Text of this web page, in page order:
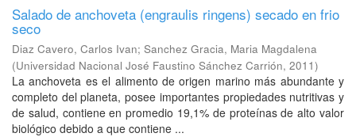
Salado de anchoveta (engraulis ringens) secado en frio
seco
Diaz Cavero, Carlos Ivan; Sanchez Gracia, Maria Magdalena
(Universidad Nacional José Faustino Sánchez Carrión, 2011)
La anchoveta es el alimento de origen marino más abundante y
completo del planeta, posee importantes propiedades nutritivas y
de salud, contiene en promedio 19,1% de proteínas de alto valor
biológico debido a que contiene ...